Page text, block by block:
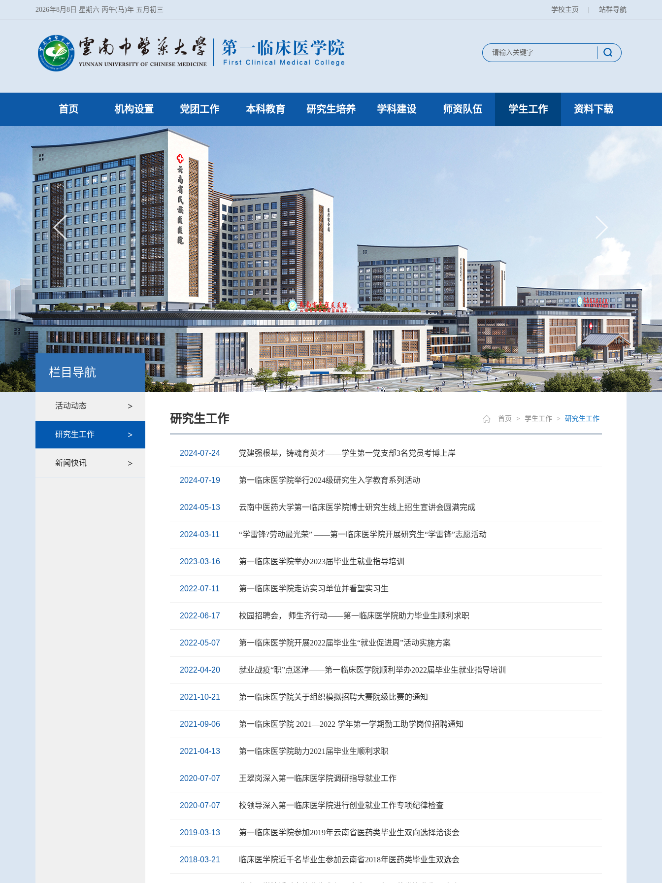
2026年8月8日 星期六 丙午(马)年 五月初三 学校主页 站群导航
首页 机构设置
管理部门设置
学位点设置
党团工作
党建工作
学习园地
本科教育
教学审核评估
研究生培养
研究生就业
研究生优质课程
研究生专业学位案
例库
学科建设 师资队伍 学生工作 资料下载
栏目导航
活动动态
研究生工作
新闻快讯
研究生工作 首页 > 学生工作 > 研究生工作
2024-07-24 党建强根基，铸魂育英才——学生第一党支部3名党员考博上岸
2024-07-19 第一临床医学院举行2024级研究生入学教育系列活动
2024-05-13 云南中医药大学第一临床医学院博士研究生线上招生宣讲会圆满完成
2024-03-11 “学雷锋?劳动最光荣” ——第一临床医学院开展研究生“学雷锋”志愿活动
2023-03-16 第一临床医学院举办2023届毕业生就业指导培训
2022-07-11 第一临床医学院走访实习单位并看望实习生
2022-06-17 校园招聘会， 师生齐行动——第一临床医学院助力毕业生顺利求职
2022-05-07 第一临床医学院开展2022届毕业生“就业促进周”活动实施方案
2022-04-20 就业战疫“职”点迷津——第一临床医学院顺利举办2022届毕业生就业指导培训
2021-10-21 第一临床医学院关于组织模拟招聘大赛院级比赛的通知
2021-09-06 第一临床医学院 2021—2022 学年第一学期勤工助学岗位招聘通知
2021-04-13 第一临床医学院助力2021届毕业生顺利求职
2020-07-07 王翠岗深入第一临床医学院调研指导就业工作
2020-07-07 校领导深入第一临床医学院进行创业就业工作专项纪律检查
2019-03-13 第一临床医学院参加2019年云南省医药类毕业生双向选择洽谈会
2018-03-21 临床医学院近千名毕业生参加云南省2018年医药类毕业生双选会